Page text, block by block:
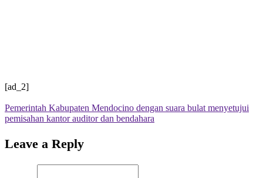
[ad_2]
Pemerintah Kabupaten Mendocino dengan suara bulat menyetujui
pemisahan kantor auditor dan bendahara
Leave a Reply